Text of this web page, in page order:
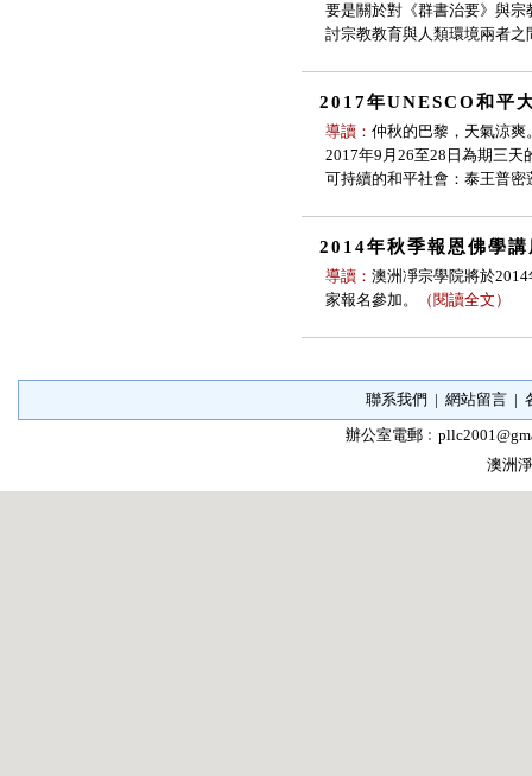
要是關於對《群書治要》與
討宗教教育與人類環境兩者之
2017年UNESCO和平
導讀： 仲秋的巴黎，天氣涼爽
2017年9月26至28日為期三
可持續的和平社會：泰王普密
2014年秋季報恩佛學講
導讀： 澳洲凈宗學院將於
家報名參加。
（ 閱讀全文 ）
聯系我們 | 網站留言|
辦公室電郵﹕
澳洲